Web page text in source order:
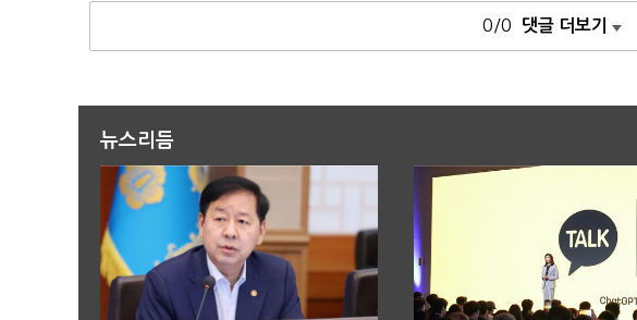
0/0 댓글 더보기
뉴스리듬